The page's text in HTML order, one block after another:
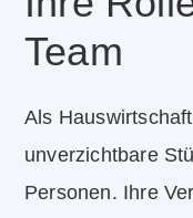
Team
Als
unverzichtbare
Personen. Ihre